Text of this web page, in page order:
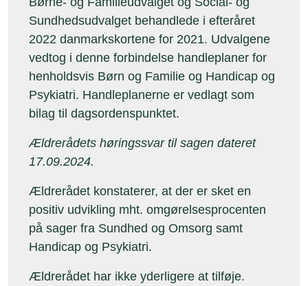
Sundhedsudvalget behandlede i efteråret
2022 danmarkskortene for 2021. Udvalgene
vedtog i denne forbindelse handleplaner for
henholdsvis Børn og Familie og Handicap og
Psykiatri. Handleplanerne er vedlagt som
bilag til dagsordenspunktet.
Ældrerådets høringssvar til sagen dateret
17.09.2024.
Ældrerådet konstaterer, at der er sket en
positiv udvikling mht. omgørelsesprocenten
på sager fra Sundhed og Omsorg samt
Handicap og Psykiatri.
Ældrerådet har ikke yderligere at tilføje.